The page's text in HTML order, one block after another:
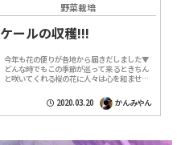
野菜栽培
ケールの収穫!!!
今年も花の便りが各地から届きだしました▼
どんな時でもこの季節が巡って来るときちん
と咲いてくれる桜の花に人々は心を和ませま
ため、南面の三宮辺りと比べると桜の開花
2020.03.20 かんみやん